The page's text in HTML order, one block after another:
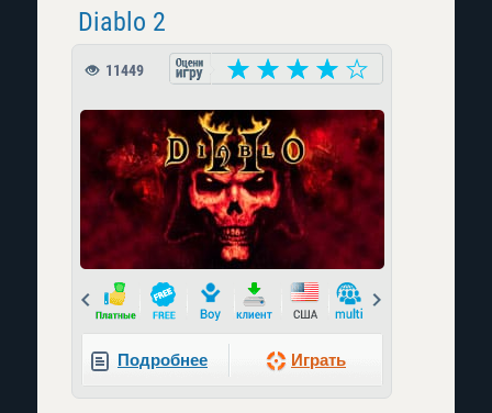
Diablo 2
11449
Prev
Подробнее Играть